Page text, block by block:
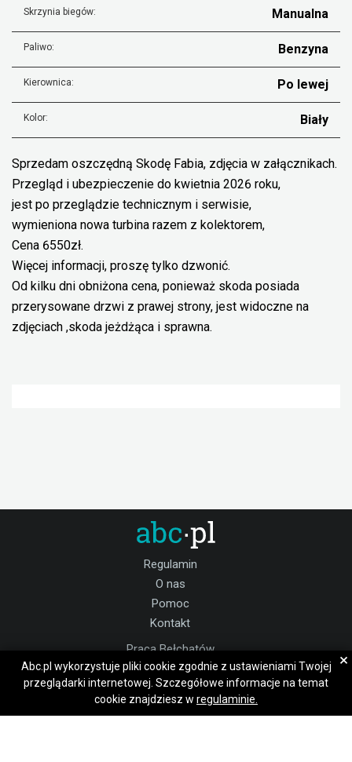
Skrzynia biegów: Manualna
Paliwo: Benzyna
Kierownica: Po lewej
Kolor: Biały
Sprzedam oszczędną Skodę Fabia, zdjęcia w załącznikach.
Przegląd i ubezpieczenie do kwietnia 2026 roku,
jest po przeglądzie technicznym i serwisie,
wymieniona nowa turbina razem z kolektorem,
Cena 6550zł.
Więcej informacji, proszę tylko dzwonić.
Od kilku dni obniżona cena, ponieważ skoda posiada
przerysowane drzwi z prawej strony, jest widoczne na
zdjęciach ,skoda jeżdżąca i sprawna.
Napisz wiadomość
Kontakt
Regulamin
O nas
Pomoc
Kontakt
Praca Bełchatów
Dołącz do nas:
Abc.pl wykorzystuje pliki cookie zgodnie z ustawieniami Twojej
przeglądarki internetowej. Szczegółowe informacje na temat
cookie znajdziesz w regulaminie.
×